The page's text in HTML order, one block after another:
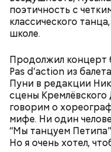
поэтичность с
классического
школе.
Продолжил концерт
Pas d’action из
Пуни в редакции
сцены Кремлёвского
говорим о
мифе. Ни один
“Мы танцуем
Но я очень хотел,
По данным на 2013
фильма «Сделано в
е место в списке
IMDb. В картине
банды Нила Макколи
входят Крис
Сайзмор) и Трехо
бескомпромиссного
Seven Days in Sunny
2005)